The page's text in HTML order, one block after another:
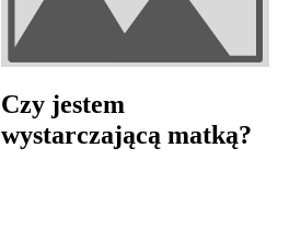
Czy jestem
wystarczającą matką?